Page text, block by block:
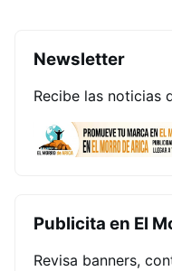
Newsletter
Recibe las noticias
Publicita en El
Revisa banners,